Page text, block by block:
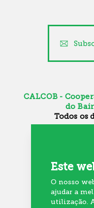
Este
O nosso
ajudar a
utilização.
CALCOB -
do
Todos os